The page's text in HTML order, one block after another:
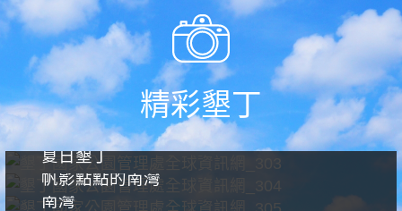
精彩墾丁
夏日墾丁
帆影點點的南灣
南灣